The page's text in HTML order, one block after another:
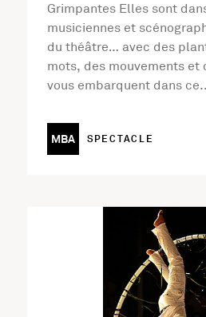
Grimpantes Elles sont
musiciennes et
du théâtre… avec des
mots, des mouvements et
vous embarquent dans
MBA SPECTACLE
En savoir plus sur l'activité